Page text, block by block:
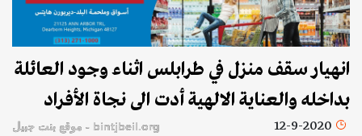
انهيار سقف منزل في طرابلس اثناء وجود العائلة
بداخله والعناية الالهية أدت الى نجاة الأفراد
12-9-2020 bintjbeil.org - موقع بنت جبيل